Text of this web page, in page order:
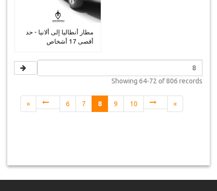
مطار أنطاليا إلى ألانيا - حد
أقصى 17 أشخاص
Showing 64-72 of 806 records
« 6 7 8 9 10 »